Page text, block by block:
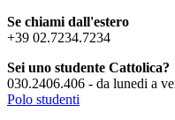
Se chiami dall'estero
+39 02.7234.7234
Sei uno studente Cattolica?
030.2406.406 - da lunedi a
Polo studenti